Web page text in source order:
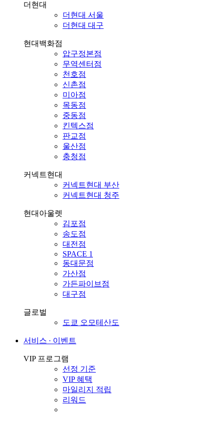
더현대
더현대 서울
더현대 대구
현대백화점
압구정본점
무역센터점
천호점
신촌점
미아점
목동점
중동점
킨텍스점
판교점
울산점
충청점
커넥트현대
커넥트현대 부산
커넥트현대 청주
현대아울렛
김포점
송도점
대전점
SPACE 1
동대문점
가산점
가든파이브점
대구점
글로벌
도쿄 오모테산도
서비스 ∙ 이벤트
VIP 프로그램
선정 기준
VIP 혜택
마일리지 적립
리워드